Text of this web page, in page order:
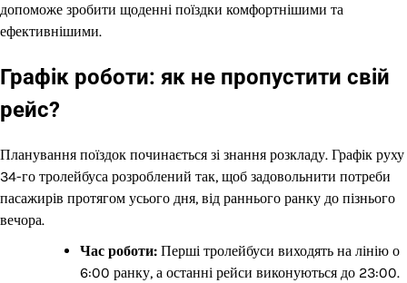
допоможе зробити щоденні поїздки комфортнішими та
ефективнішими.
Графік роботи: як не пропустити свій
рейс?
Планування поїздок починається зі знання розкладу. Графік руху
34-го тролейбуса розроблений так, щоб задовольнити потреби
пасажирів протягом усього дня, від раннього ранку до пізнього
вечора.
Час роботи: Перші тролейбуси виходять на лінію о
6:00 ранку, а останні рейси виконуються до 23:00.